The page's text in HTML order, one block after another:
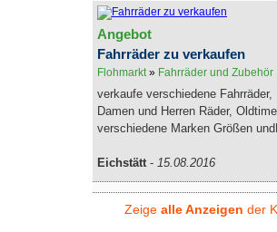
Angebot
Fahrräder zu verkaufen
Flohmarkt» Fahrräder und Zubehör
verkaufe verschiedene Fahrräder,
Damen und Herren Räder,
verschiedene Marken Größen
Eichstätt - 15.08.2016
Zeige alle Anzeigen der